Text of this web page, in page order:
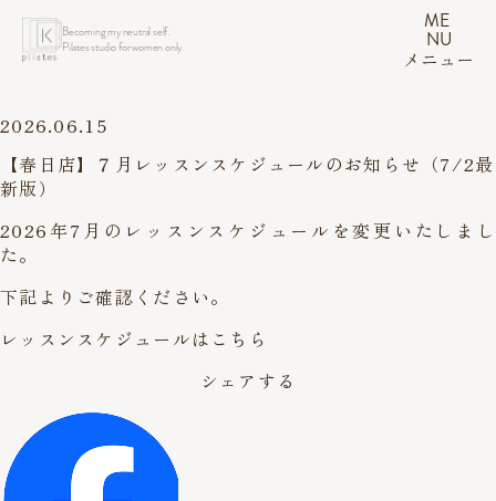
Becoming my neutral self.
Pilates studio for women only.
ME
NU
メニュー
2026.06.15
【春日店】７月レッスンスケジュールのお知らせ（7/2最
新版）
2026年7月のレッスンスケジュールを変更いたしまし
た。
下記よりご確認ください。
レッスンスケジュールはこちら
シェアする